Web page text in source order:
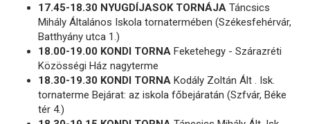
17.45-18.30 NYUGDÍJASOK TORNÁJA Táncsics
Mihály Általános Iskola tornatermében (Székesfehérvár,
Batthyány utca 1.)
18.00-19.00 KONDI TORNA Feketehegy - Szárazréti
Közösségi Ház nagyterme
18.30-19.30 KONDI TORNA Kodály Zoltán Ált . Isk.
tornaterme Bejárat: az iskola főbejáratán (Szfvár, Béke
tér 4.)